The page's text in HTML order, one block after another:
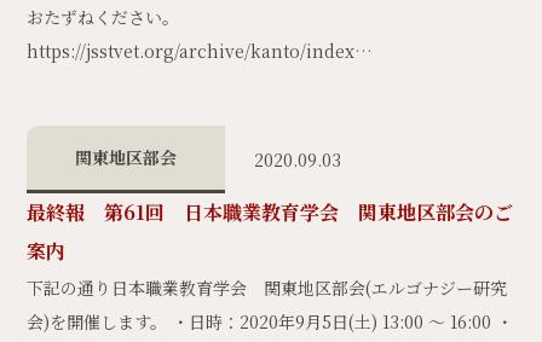
おたずねください。
https://jsstvet.org/archive/kanto/index…
関東地区部会 2020.09.03
最終報 第61回 日本職業教育学会 関東地区部会のご
案内
下記の通り日本職業教育学会 関東地区部会(エルゴナジー研究
会)を開催します。 ・日時：2020年9月5日(土) 13:00 ～ 16:00 ・